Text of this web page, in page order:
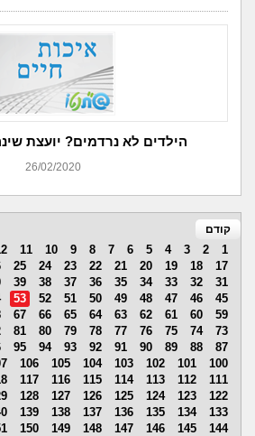
הילדים לא נרדמים? יועצת
26/02/2020
קודם
1
2
3
4
5
6
7
8
9
10
11
17
18
19
20
21
22
23
24
25
31
32
33
34
35
36
37
38
39
45
46
47
48
49
50
51
52
53
59
60
61
62
63
64
65
66
67
73
74
75
76
77
78
79
80
81
87
88
89
90
91
92
93
94
95
100
101
102
103
104
105
106
111
112
113
114
115
116
117
122
123
124
125
126
127
128
133
134
135
136
137
138
139
144
145
146
147
148
149
150